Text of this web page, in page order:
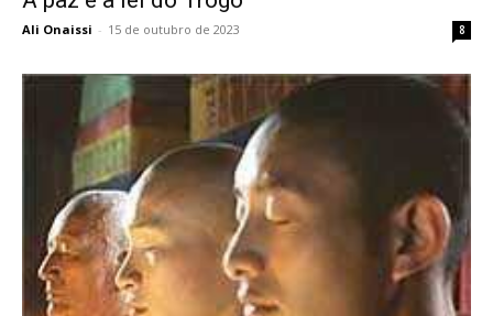
Ali Onaissi - 15 de outubro de 2023 8